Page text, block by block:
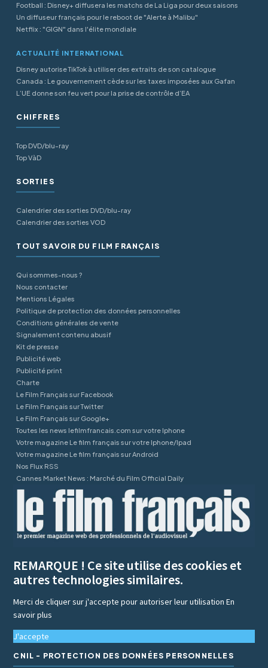
Football : Disney+ diffusera les matchs de La Liga pour deux saisons
Un diffuseur français pour le reboot de "Alerte à Malibu"
Netflix : "GIGN" dans l'élite mondiale
ACTUALITÉ INTERNATIONAL
Disney autorise TikTok à utiliser des extraits de son catalogue
Canada : Le gouvernement cède sur les taxes imposées aux Gafan
L’UE donne son feu vert pour la prise de contrôle d’EA
CHIFFRES
Top DVD/blu-ray
Top VàD
SORTIES
Calendrier des sorties DVD/blu-ray
Calendrier des sorties VOD
TOUT SAVOIR DU FILM FRANÇAIS
Qui sommes-nous ?
Nous contacter
Mentions Légales
Politique de protection des données personnelles
Conditions générales de vente
Signalement contenu abusif
Kit de presse
Publicité web
Publicité print
Charte
Le Film Français sur Facebook
Le Film Français sur Twitter
Le Film Français sur Google+
Toutes les news lefilmfrancais.com sur votre Iphone
Votre magazine Le film français sur votre Iphone/Ipad
Votre magazine Le film français sur Android
Nos Flux RSS
Cannes Market News : Marché du Film Official Daily
REMARQUE ! Ce site utilise des cookies et
autres technologies similaires.
Merci de cliquer sur j'accepte pour autoriser leur utilisationEn
savoir plus
J'accepte
CNIL - PROTECTION DES DONNÉES PERSONNELLES